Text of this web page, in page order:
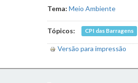
Tema: Meio Ambiente
Tópicos: CPI das Barragens
Versão para impressão